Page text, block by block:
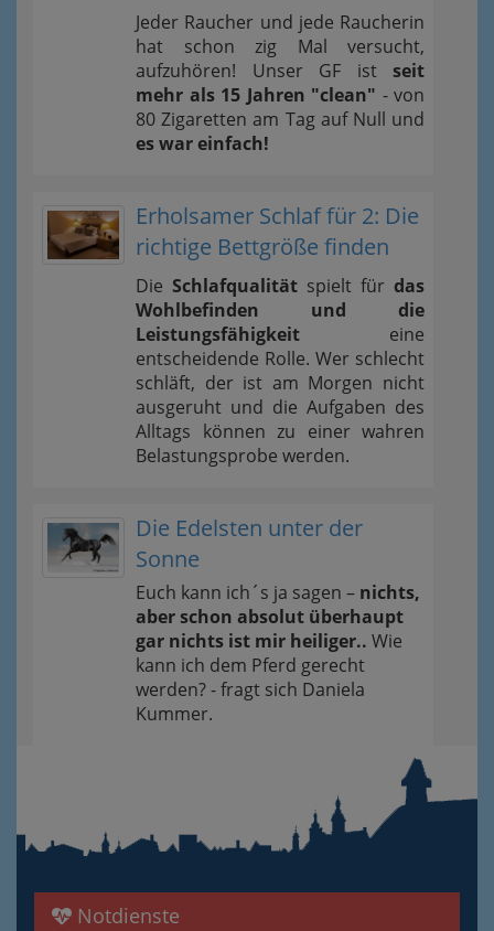
Jeder Raucher und jede Raucherin
hat schon zig Mal versucht,
aufzuhören! Unser GF ist seit
mehr als 15 Jahren "clean" - von
80 Zigaretten am Tag auf Null und
es war einfach!
Erholsamer Schlaf für 2: Die
richtige Bettgröße finden
Die Schlafqualität spielt für das
Wohlbefinden und die
Leistungsfähigkeit eine
entscheidende Rolle. Wer schlecht
schläft, der ist am Morgen nicht
ausgeruht und die Aufgaben des
Alltags können zu einer wahren
Belastungsprobe werden.
Die Edelsten unter der
Sonne
Euch kann ich´s ja sagen – nichts,
aber schon absolut überhaupt
gar nichts ist mir heiliger.. Wie
kann ich dem Pferd gerecht
werden? - fragt sich Daniela
Kummer.
Notdienste